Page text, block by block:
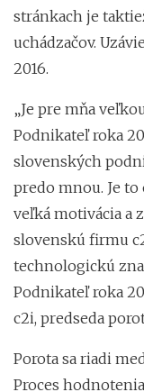
stránkach je
uchádzačov.
2016.
„Je pre mňa
Podnikateľ roka
slovenských
predo mnou. Je
veľká motivácia a
slovenskú firmu
technologickú
Podnikateľ roka
c2i, predseda
Porota sa riadi
Proces